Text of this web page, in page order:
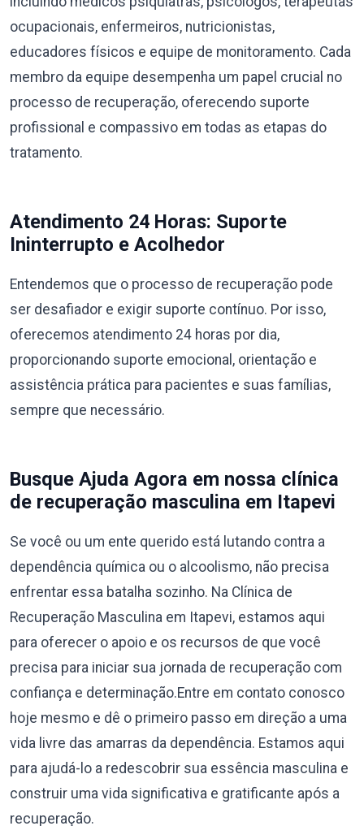
ocupacionais, enfermeiros, nutricionistas,
educadores físicos e equipe de monitoramento. Cada
membro da equipe desempenha um papel crucial no
processo de recuperação, oferecendo suporte
profissional e compassivo em todas as etapas do
tratamento.
Atendimento 24 Horas: Suporte
Ininterrupto e Acolhedor
Entendemos que o processo de recuperação pode
ser desafiador e exigir suporte contínuo. Por isso,
oferecemos atendimento 24 horas por dia,
proporcionando suporte emocional, orientação e
assistência prática para pacientes e suas famílias,
sempre que necessário.
Busque Ajuda Agora em nossa clínica
de recuperação masculina em Itapevi
Se você ou um ente querido está lutando contra a
dependência química ou o alcoolismo, não precisa
enfrentar essa batalha sozinho. Na Clínica de
Recuperação Masculina em Itapevi, estamos aqui
para oferecer o apoio e os recursos de que você
precisa para iniciar sua jornada de recuperação com
confiança e determinação.Entre em contato conosco
hoje mesmo e dê o primeiro passo em direção a uma
vida livre das amarras da dependência. Estamos aqui
para ajudá-lo a redescobrir sua essência masculina e
construir uma vida significativa e gratificante após a
recuperação.